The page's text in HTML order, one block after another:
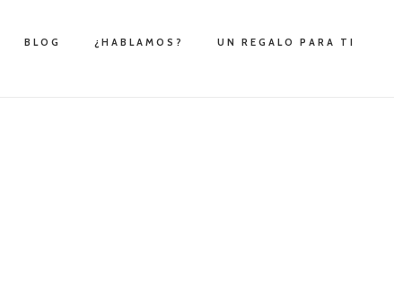
BLOG ¿HABLAMOS? UN REGALO PARA TI